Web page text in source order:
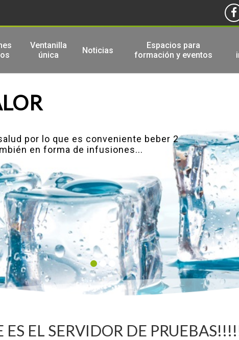
Ventanilla
única
Noticias
Espacios para
formación y eventos
por lo que es conveniente beber 2
en forma de infusiones...
ES EL SERVIDOR DE